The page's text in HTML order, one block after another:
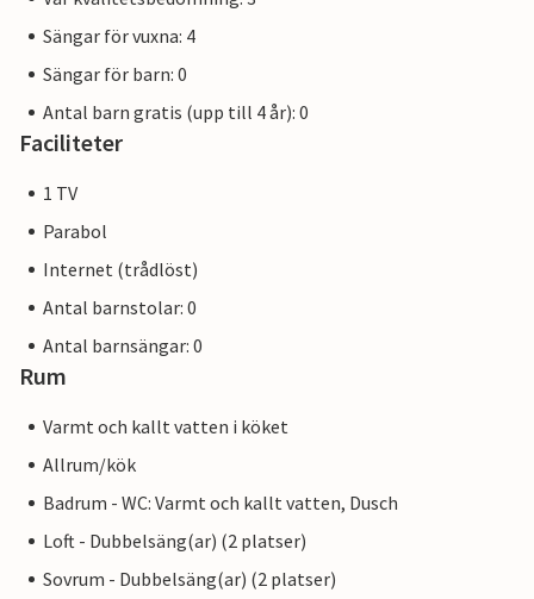
Sängar för vuxna: 4
Sängar för barn: 0
Antal barn gratis (upp till 4 år): 0
Faciliteter
1 TV
Parabol
Internet (trådlöst)
Antal barnstolar: 0
Antal barnsängar: 0
Rum
Varmt och kallt vatten i köket
Allrum/kök
Badrum - WC: Varmt och kallt vatten, Dusch
Loft - Dubbelsäng(ar) (2 platser)
Sovrum - Dubbelsäng(ar) (2 platser)